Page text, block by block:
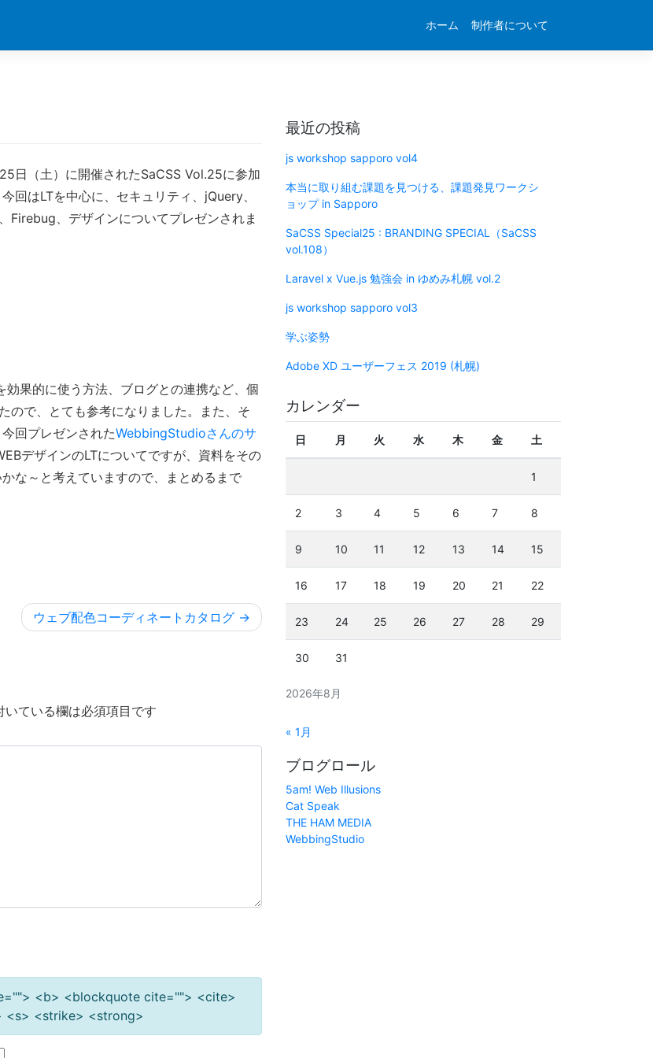
ホーム 制作者について
日（土）に開催されたSaCSS Vol.25に参加
回はLTを中心に、セキュリティ、jQuery、
Firebug、デザインについてプレゼンされま
果的に使う方法、ブログとの連携など、個
ので、とても参考になりました。また、そ
回プレゼンされたWebbingStudioさんのサ
デザインのLTについてですが、資料をその
な～と考えていますので、まとめるまで
ウェブ配色コーディネートカタログ
いている欄は必須項目です
<b> <blockquote cite=""> <cite>
<s> <strike> <strong>
最近の投稿
js workshop sapporo vol4
本当に取り組む課題を見つける、課題発見ワークシ
ョップ in Sapporo
SaCSS Special25 : BRANDING SPECIAL（SaCSS
vol.108）
Laravel x Vue.js 勉強会 in ゆめみ札幌 vol.2
js workshop sapporo vol3
学ぶ姿勢
Adobe XD ユーザーフェス 2019 (札幌)
カレンダー
2026年8月
日 月 火 水 木 金 土
1
2 3 4 5 6 7 8
9 10 11 12 13 14 15
16 17 18 19 20 21 22
23 24 25 26 27 28 29
30 31
« 1月
ブログロール
5am! Web Illusions
Cat Speak
THE HAM MEDIA
WebbingStudio